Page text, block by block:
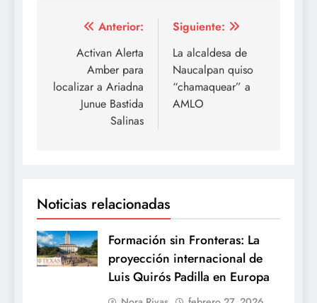
Navegación
entradas
Anterior:
Activan Alerta
Amber para
localizar a Ariadna
Junue Bastida
Salinas
Siguiente:
La alcaldesa de
Naucalpan quiso
“chamaquear” a
AMLO
Noticias relacionadas
Formación sin Fronteras: La
proyección internacional de
Luis Quirós Padilla en Europa